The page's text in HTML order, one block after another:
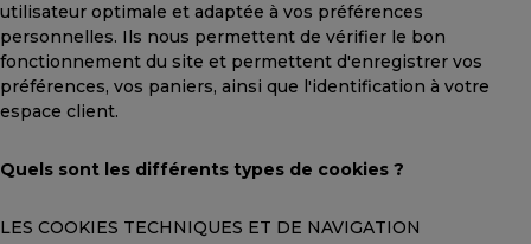
utilisateur optimale et adaptée à vos préférences
personnelles. Ils nous permettent de vérifier le bon
fonctionnement du site et permettent d'enregistrer vos
préférences, vos paniers, ainsi que l'identification à votre
espace client.
Quels sont les différents types de cookies ?
LES COOKIES TECHNIQUES ET DE NAVIGATION